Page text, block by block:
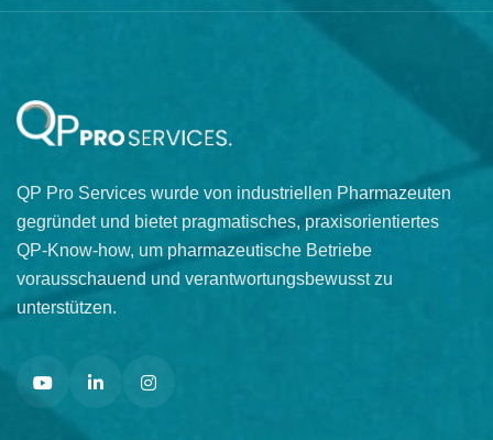
QP Pro Services wurde von industriellen Pharmazeuten
gegründet und bietet pragmatisches, praxisorientiertes
QP-Know-how, um pharmazeutische Betriebe
vorausschauend und verantwortungsbewusst zu
unterstützen.